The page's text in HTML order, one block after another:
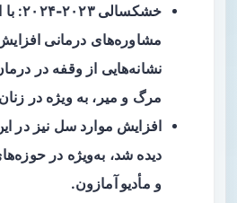
خشکسالی ۲۰۲۳-۲۰۲۴
: با
مشاوره‌های درمانی
نشانه‌هایی از وقفه در
مرگ و میر، به ویژه در
افزایش مواردسل نیز در
دیده شد، به‌ویژه در
و مأدیو آمازون.